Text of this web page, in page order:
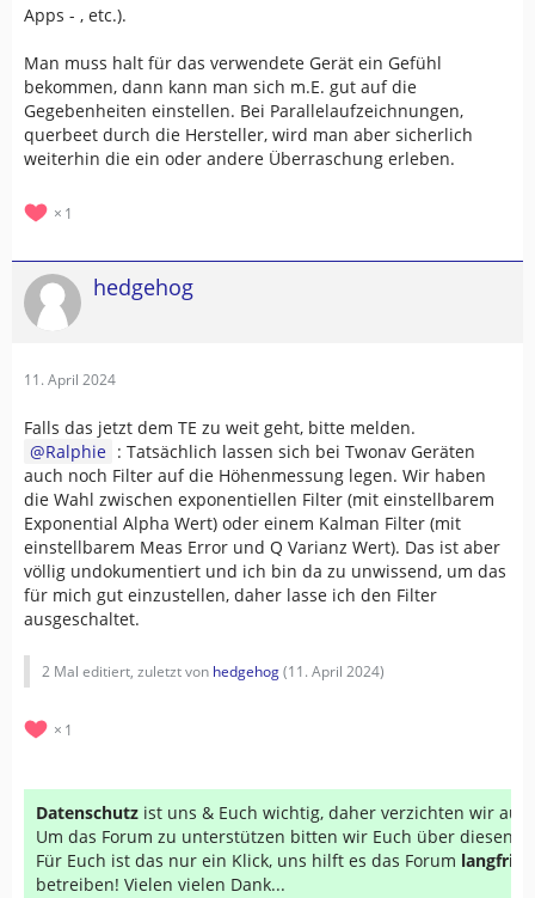
Apps - , etc.).
Man muss halt für das verwendete Gerät ein Gefühl
bekommen, dann kann man sich m.E. gut auf die
Gegebenheiten einstellen. Bei Parallelaufzeichnungen,
querbeet durch die Hersteller, wird man aber sicherlich
weiterhin die ein oder andere Überraschung erleben.
1
hedgehog
11. April 2024
Falls das jetzt dem TE zu weit geht, bitte melden.
Ralphie : Tatsächlich lassen sich bei Twonav Geräten
auch noch Filter auf die Höhenmessung legen. Wir haben
die Wahl zwischen exponentiellen Filter (mit einstellbarem
Exponential Alpha Wert) oder einem Kalman Filter (mit
einstellbarem Meas Error und Q Varianz Wert). Das ist aber
völlig undokumentiert und ich bin da zu unwissend, um das
für mich gut einzustellen, daher lasse ich den Filter
ausgeschaltet.
2 Mal editiert, zuletzt von hedgehog(11. April 2024)
1
Datenschutz ist uns & Euch wichtig, daher verzichten wir auf
Um das Forum zu unterstützen bitten wir Euch über diesen
Für Euch ist das nur ein Klick, uns hilft es das Forum
betreiben! Vielen vielen Dank...